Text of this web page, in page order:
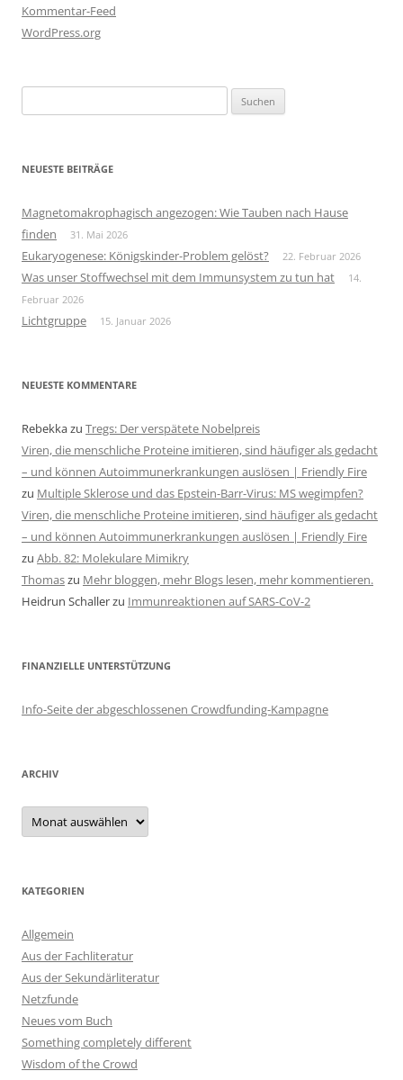
Kommentar-Feed
WordPress.org
nach:
NEUESTE BEITRÄGE
Magnetomakrophagisch angezogen: Wie Tauben nach Hause
finden
31. Mai 2026
Eukaryogenese: Königskinder-Problem gelöst? 22. Februar 2026
Was unser Stoffwechsel mit dem Immunsystem zu tun hat
14.
Februar 2026
Lichtgruppe 15. Januar 2026
NEUESTE KOMMENTARE
Rebekkazu Tregs: Der verspätete Nobelpreis
Viren, die menschliche Proteine imitieren, sind häufiger als gedacht
– und können Autoimmunerkrankungen auslösen | Friendly Fire
zu Multiple Sklerose und das Epstein-Barr-Virus: MS wegimpfen?
Viren, die menschliche Proteine imitieren, sind häufiger als gedacht
– und können Autoimmunerkrankungen auslösen | Friendly Fire
zu Abb. 82: Molekulare Mimikry
Thomaszu Mehr bloggen, mehr Blogs lesen, mehr kommentieren.
Heidrun Schallerzu Immunreaktionen auf SARS-CoV-2
FINANZIELLE UNTERSTÜTZUNG
Info-Seite der abgeschlossenen Crowdfunding-Kampagne
ARCHIV
Archiv
KATEGORIEN
Allgemein
Aus der Fachliteratur
Aus der Sekundärliteratur
Netzfunde
Neues vom Buch
Something completely different
Wisdom of the Crowd